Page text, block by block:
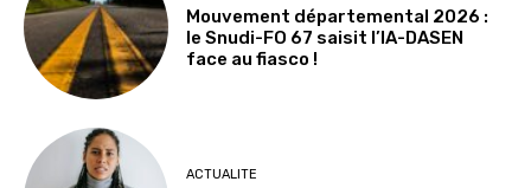
Mouvement départemental 2026 :
le Snudi-FO 67 saisit l’IA-DASEN
face au fiasco !
ACTUALITE